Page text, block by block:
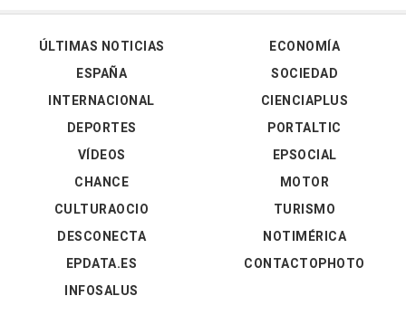
ÚLTIMAS NOTICIAS
ESPAÑA
INTERNACIONAL
DEPORTES
VÍDEOS
ECONOMÍA
SOCIEDAD
CIENCIAPLUS
PORTALTIC
EPSOCIAL
CHANCE
CULTURAOCIO
DESCONECTA
EPDATA.ES
INFOSALUS
MOTOR
TURISMO
NOTIMÉRICA
CONTACTOPHOTO